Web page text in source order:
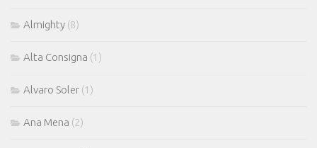
Almighty (8)
Alta Consigna (1)
Alvaro Soler (1)
Ana Mena (2)